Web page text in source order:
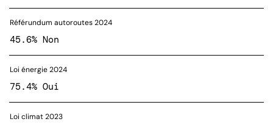
Référundum autoroutes 2024
45.6% Non
Loi énergie 2024
75.4% Oui
Loi climat 2023